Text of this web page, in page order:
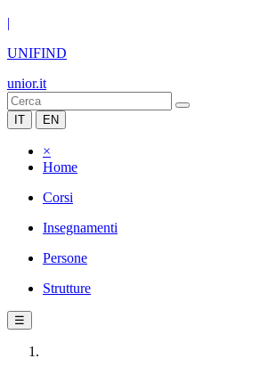
|
UNIFIND
unior.it
IT EN
×
Home
Corsi
Insegnamenti
Persone
Strutture
☰